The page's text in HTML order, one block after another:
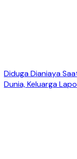
Diduga Dianiaya
Dunia, Keluarga